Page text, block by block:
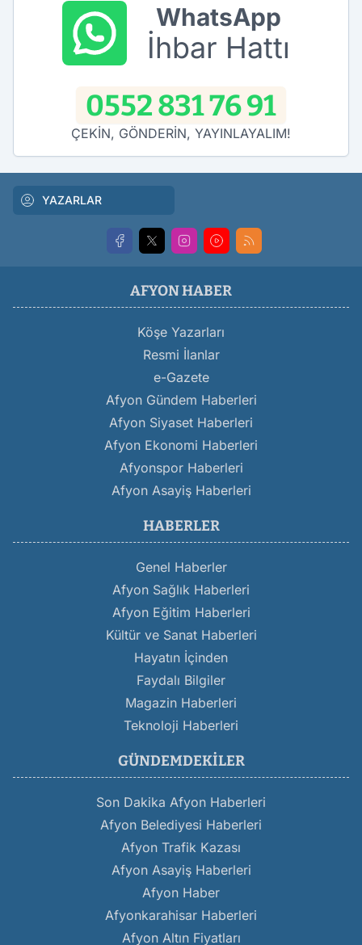
WhatsApp
İhbar Hattı
0552 831 76 91
ÇEKİN, GÖNDERİN, YAYINLAYALIM!
YAZARLAR
AFYON HABER
Köşe Yazarları
Resmi İlanlar
e-Gazete
Afyon Gündem Haberleri
Afyon Siyaset Haberleri
Afyon Ekonomi Haberleri
Afyonspor Haberleri
Afyon Asayiş Haberleri
HABERLER
Genel Haberler
Afyon Sağlık Haberleri
Afyon Eğitim Haberleri
Kültür ve Sanat Haberleri
Hayatın İçinden
Faydalı Bilgiler
Magazin Haberleri
Teknoloji Haberleri
GÜNDEMDEKILER
Son Dakika Afyon Haberleri
Afyon Belediyesi Haberleri
Afyon Trafik Kazası
Afyon Asayiş Haberleri
Afyon Haber
Afyonkarahisar Haberleri
Afyon Altın Fiyatları